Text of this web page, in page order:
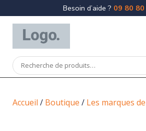
Besoin d’aide ? 09 80
Accueil / Boutique / Les marques